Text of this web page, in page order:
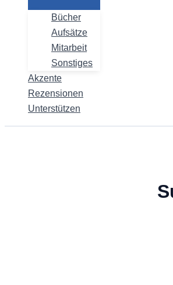
Bücher
Aufsätze
Mitarbeit
Sonstiges
Akzente
Rezensionen
Unterstützen